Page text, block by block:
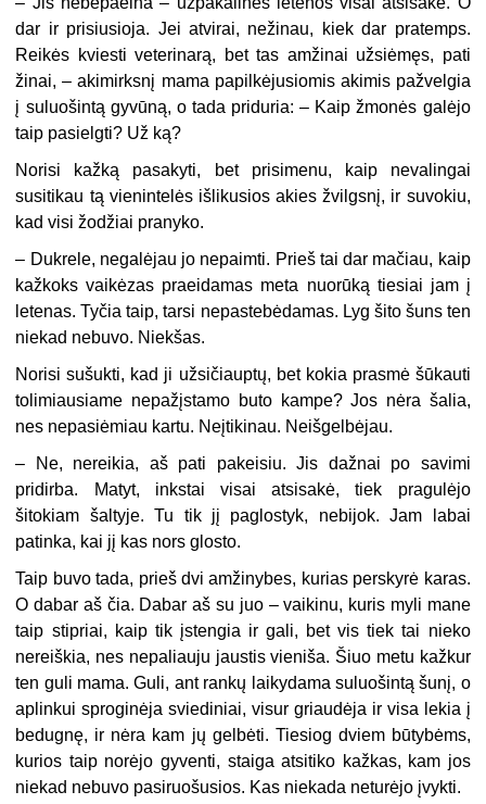
dar ir prisiusioja. Jei atvirai, nežinau, kiek dar pratemps.
Reikės kviesti veterinarą, bet tas amžinai užsiėmęs, pati
žinai, – akimirksnį mama papilkėjusiomis akimis pažvelgia
į suluošintą gyvūną, o tada priduria: – Kaip žmonės galėjo
taip pasielgti? Už ką?
Norisi kažką pasakyti, bet prisimenu, kaip nevalingai
susitikau tą vienintelės išlikusios akies žvilgsnį, ir suvokiu,
kad visi žodžiai pranyko.
– Dukrele, negalėjau jo nepaimti. Prieš tai dar mačiau, kaip
kažkoks vaikėzas praeidamas meta nuorūką tiesiai jam į
letenas. Tyčia taip, tarsi nepastebėdamas. Lyg šito šuns ten
niekad nebuvo. Niekšas.
Norisi sušukti, kad ji užsičiauptų, bet kokia prasmė šūkauti
tolimiausiame nepažįstamo buto kampe? Jos nėra šalia,
nes nepasiėmiau kartu. Neįtikinau. Neišgelbėjau.
–
Ne, nereikia, aš pati pakeisiu. Jis dažnai po savimi
pridirba. Matyt, inkstai visai atsisakė, tiek pragulėjo
šitokiam šaltyje. Tu tik jį paglostyk, nebijok. Jam labai
patinka, kai jį kas nors glosto.
Taip buvo tada, prieš dvi amžinybes, kurias perskyrė karas.
O dabar aš čia. Dabar aš su juo – vaikinu, kuris myli mane
taip stipriai, kaip tik įstengia ir gali, bet vis tiek tai nieko
nereiškia, nes nepaliauju jaustis vieniša. Šiuo metu kažkur
ten guli mama. Guli, ant rankų laikydama suluošintą šunį, o
aplinkui sproginėja sviediniai, visur griaudėja ir visa lekia į
bedugnę, ir nėra kam jų gelbėti. Tiesiog dviem būtybėms,
kurios taip norėjo gyventi, staiga atsitiko kažkas, kam jos
niekad nebuvo pasiruošusios. Kas niekada neturėjo įvykti.